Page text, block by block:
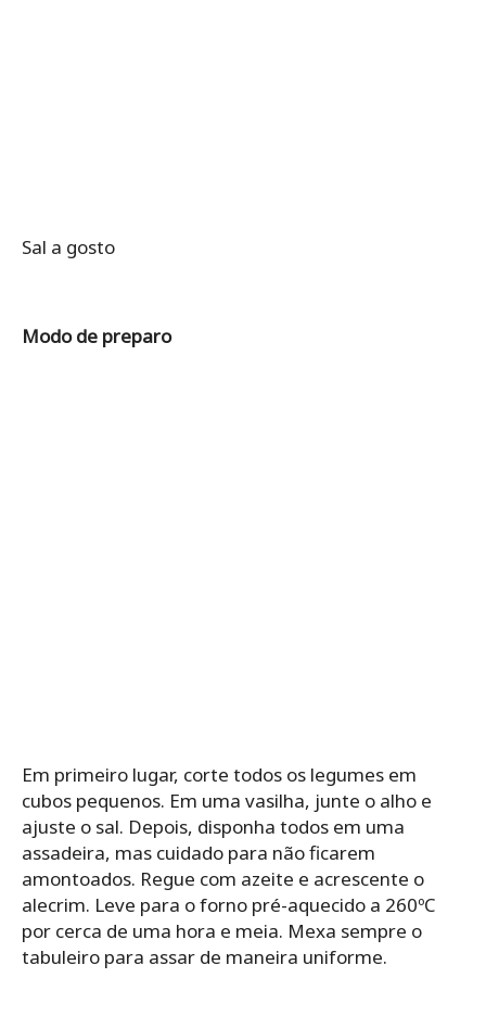
Sal a gosto
Modo de preparo
Em primeiro lugar, corte todos os legumes em
cubos pequenos. Em uma vasilha, junte o alho e
ajuste o sal. Depois, disponha todos em uma
assadeira, mas cuidado para não ficarem
amontoados. Regue com azeite e acrescente o
alecrim. Leve para o forno pré-aquecido a 260ºC
por cerca de uma hora e meia. Mexa sempre o
tabuleiro para assar de maneira uniforme.